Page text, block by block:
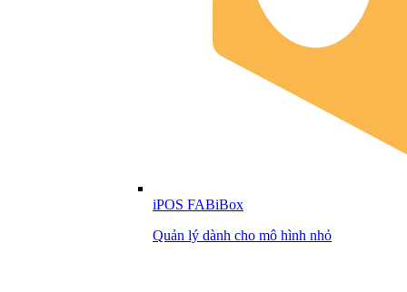
iPOS FABiBox
Quản lý dành cho mô hình nhỏ